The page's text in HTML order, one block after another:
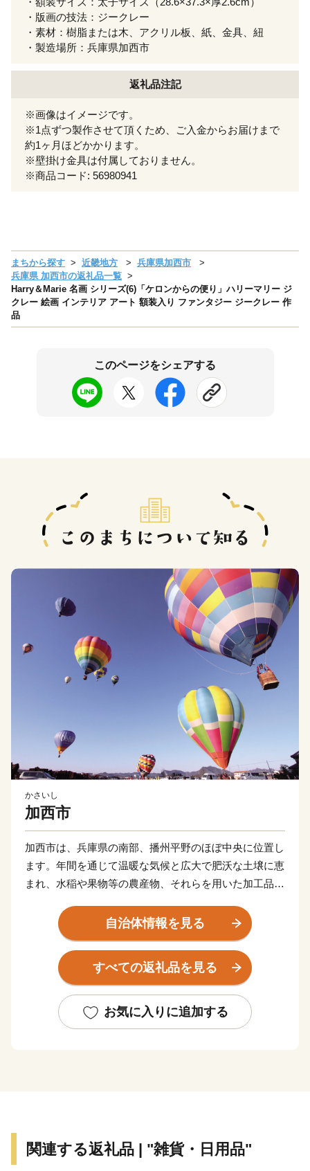
・版画の技法：ジークレー
・素材：樹脂または木、アクリル板、紙、金具、紐
・製造場所：兵庫県加西市
返礼品注記
※画像はイメージです。
※1点ずつ製作させて頂くため、ご入金からお届けまで
約1ヶ月ほどかかります。
※壁掛け金具は付属しておりません。
※商品コード: 56980941
まちから探す 近畿地方
兵庫県加西市
兵庫県 加西市の返礼品一覧
Harry＆Marie 名画 シリーズ(6)「ケロンからの便り」ハリーマリー ジ
クレー 絵画 インテリア アート 額装入り ファンタジー ジークレー 作
品
このページをシェアする
かさいし
加西市
加西市は、兵庫県の南部、播州平野のほぼ中央に位置し
ます。年間を通じて温暖な気候と広大で肥沃な土壌に恵
まれ、水稲や果物等の農産物、それらを用いた加工品が
また、日本最古の地誌「播磨国風土記」にも登場する自
然と歴史が融合したまちで赤穂義士のゆかりの地でもあ
ります。
市内には古法華自然公園やフラワーセンター、五百羅
中を北条鉄道も走っています。さらに、11月～5月には
全国から多くの気球チームが訪れ、市内上空に気球を眺
重な財源として活用させていただきます。是非、このふ
自治体情報を見る
すべての返礼品を見る
お気に入りに追加する
関連する返礼品 | "雑貨・日用品"